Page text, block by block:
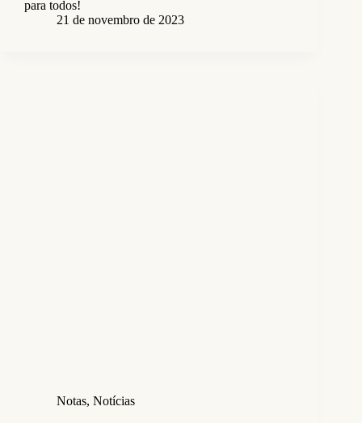
para todos!
21 de novembro de 2023
Notas, Notícias